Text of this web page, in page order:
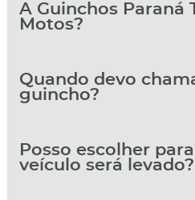
A Guinchos Paraná
Motos?
Quando devo
guincho?
Posso escolher
veículo será levado?